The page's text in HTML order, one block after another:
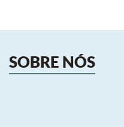
SOBRE NÓS